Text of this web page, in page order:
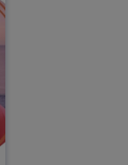
passions,
de votre
aideront à
réservez
orientation